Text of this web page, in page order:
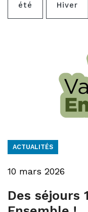
été Hiver
ACTUALITÉS
10 mars 2026
Des séjours